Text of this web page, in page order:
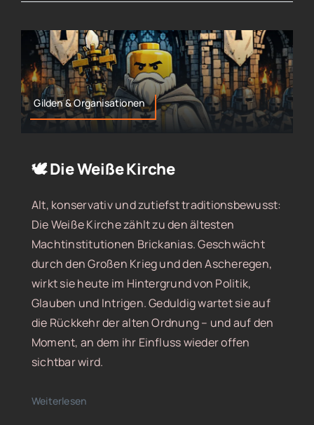
Gilden & Organisationen
🕊️ Die Weiße Kirche
Alt, konservativ und zutiefst traditionsbewusst:
Die Weiße Kirche zählt zu den ältesten
Machtinstitutionen Brickanias. Geschwächt
durch den Großen Krieg und den Ascheregen,
wirkt sie heute im Hintergrund von Politik,
Glauben und Intrigen. Geduldig wartet sie auf
die Rückkehr der alten Ordnung – und auf den
Moment, an dem ihr Einfluss wieder offen
sichtbar wird.
Weiterlesen